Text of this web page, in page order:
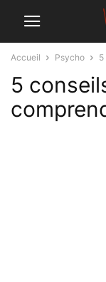
Accueil Psycho
5